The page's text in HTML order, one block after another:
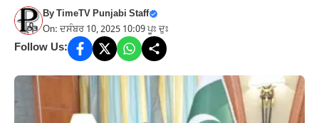
ByTimeTV Punjabi Staff
On: ਦਸੰਬਰ 10, 2025 10:09 ਪੂਃ ਦੁਃ
Follow Us: